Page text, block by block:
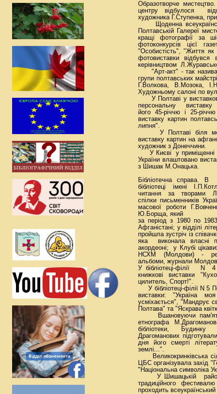
Образотворче
центру відбулося
художника Г.Ступенка,
Щоденна
Полтавській Галереї
кращі фотографії за
фотоконкурсів цієї
"Особистість", "Життя
фотовиставки
керівництвом
"Арт-акт" - так
групи полтавських
Г.Волкова, В.Мозока,
Художньому салоні по
У Полтаві у
персональну
його 45-річчю і 25-
виставку картин
липня".
У Полтаві біля
виставку картин на
художник з Донеччини.
У Києві у приміщенні
України влаштовано
з Шишак М.Онацька.
Бібліотечна справа. В
бібліотеці імені
читання за творами
спілки письменників
масової роботи
Ю.Борща, який
за період з 1980 по
Афганістані; у відділі
пройшла зустріч із
яка виконала власні
акордеоні; у Клубі
НСХМ (Молдови) -
альбоми, журнали
У бібліотеці-філії N
книжкові виставки
цилитель, Спорт!".
У бібліотеці-філії N 5
виставки: "Україна
усміхається", "Мандрує
Полтава" та "Яскрава
Вшановуючи пам'ять
етнографа
бібліотеки, Будинку
Драгоманових
дня його смерті
землі...".
Великокринківська
ЦБС організувала захід
"Національна символіка
У Шишацькій
традиційного
проходить